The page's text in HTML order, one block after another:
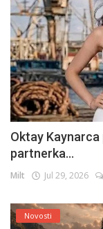
Oktay
partnerka...
Milt Jul 29, 2026
Novosti